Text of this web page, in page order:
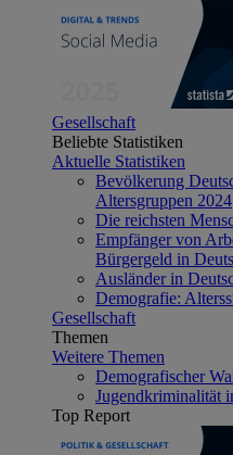
Gesellschaft
Beliebte Statistiken
Aktuelle Statistiken
Bevölkerung
Altersgruppen 2024
Die reichsten
Empfänger von
Bürgergeld in
Ausländer in
Demografie:
Gesellschaft
Themen
Weitere Themen
Demografischer
Jugendkriminalität
Top Report